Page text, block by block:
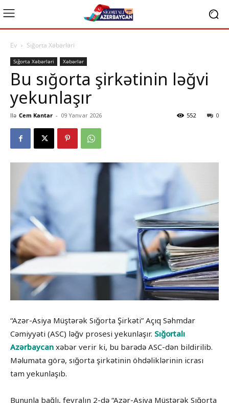
Ev Sığorta Xəbərləri
Sığorta Xəbərləri Xəbərlər
Bu sığorta şirkətinin ləğvi
yekunlaşır
Ilə Cem Kantar - 09 Yanvar 2026 0
552
“Azər-Asiya Müştərək Sığorta Şirkəti” Açıq Səhmdar
Cəmiyyəti (ASC) ləğv prosesi yekunlaşır. Sığortalı
Azərbaycan xəbər verir ki, bu barədə ASC-dən bildirilib.
Məlumata görə, sığorta şirkətinin öhdəliklərinin icrası
tam yekunlaşıb.
Bununla bağlı, fevralın 2-də “Azər-Asiya Müştərək Sığorta